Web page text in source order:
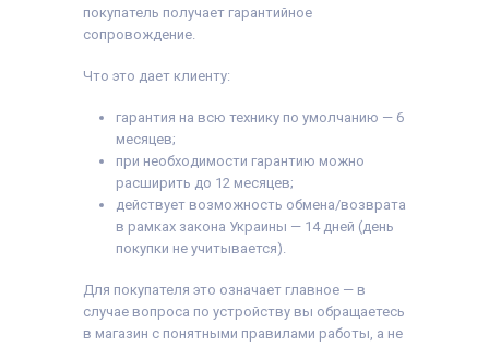
покупатель получает гарантийное
сопровождение.
Что это дает клиенту:
гарантия на всю технику по умолчанию — 6
месяцев;
при необходимости гарантию можно
расширить до 12 месяцев;
действует возможность обмена/возврата
в рамках закона Украины — 14 дней (день
покупки не учитывается).
Для покупателя это означает главное — в
случае вопроса по устройству вы обращаетесь
в магазин с понятными правилами работы, а не